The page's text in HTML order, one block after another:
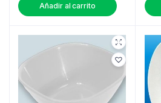
Añadir al carrito